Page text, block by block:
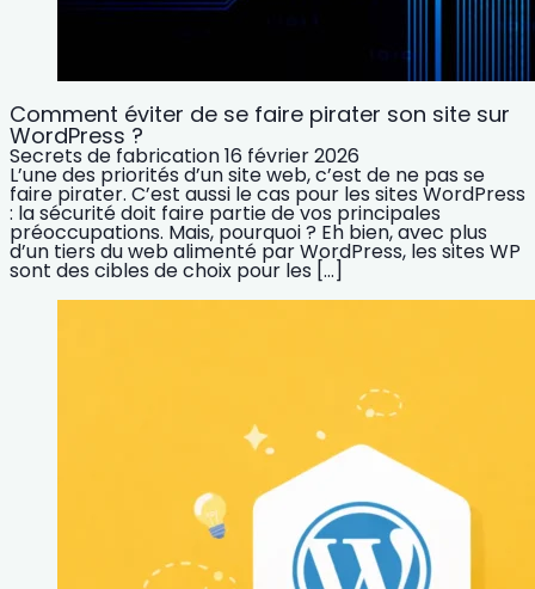
Comment éviter de se faire pirater son site sur
WordPress ?
Secrets de fabrication16 février 2026
L’une des priorités d’un site web, c’est de ne pas se
faire pirater. C’est aussi le cas pour les sites WordPress
: la sécurité doit faire partie de vos principales
préoccupations. Mais, pourquoi ? Eh bien, avec plus
d’un tiers du web alimenté par WordPress, les sites WP
sont des cibles de choix pour les […]